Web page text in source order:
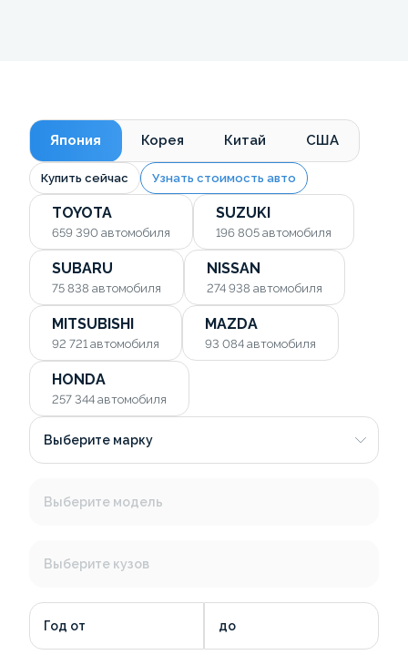
Япония Корея Китай США
Купить сейчас Узнать стоимость авто
TOYOTA
659 390 автомобиля
SUZUKI
196 805 автомобиля
SUBARU
75 838 автомобиля
NISSAN
274 938 автомобиля
MITSUBISHI
92 721 автомобиля
MAZDA
93 084 автомобиля
HONDA
257 344 автомобиля
Выберите марку
Выберите модель
Выберите кузов
Год от до